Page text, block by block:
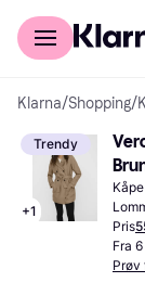
For kunder
Klarna/Shopping/
Trendy
+1
Pris
Fra
Prøv